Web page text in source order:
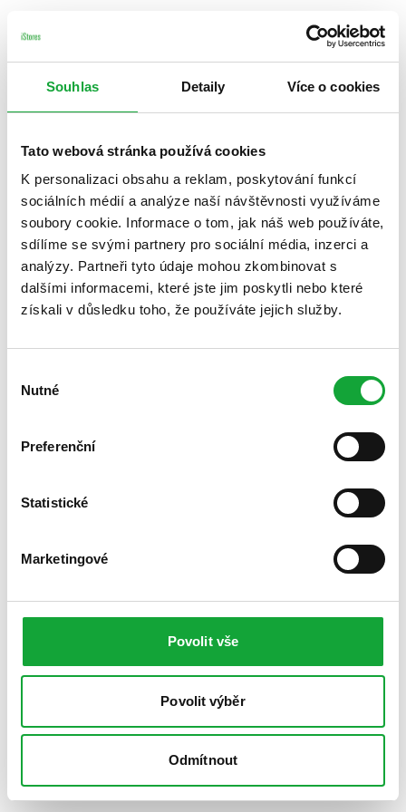
Souhlas Detaily Více o cookies
Tato webová stránka používá cookies
K personalizaci obsahu a reklam, poskytování funkcí
sociálních médií a analýze naší návštěvnosti využíváme
soubory cookie. Informace o tom, jak náš web používáte,
sdílíme se svými partnery pro sociální média, inzerci a
analýzy. Partneři tyto údaje mohou zkombinovat s
dalšími informacemi, které jste jim poskytli nebo které
získali v důsledku toho, že používáte jejich služby.
souhlasu
Nutné
Preferenční
Statistické
Marketingové
Povolit vše
Povolit výběr
Odmítnout